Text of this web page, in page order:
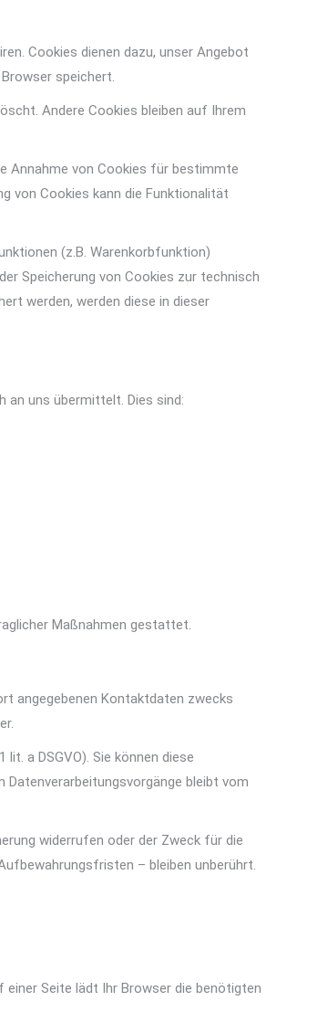
Cookies dienen dazu, unser Angebot
speichert.
Andere Cookies bleiben auf Ihrem
Annahme von Cookies für bestimmte
von Cookies kann die Funktionalität
(z.B. Warenkorbfunktion)
Speicherung von Cookies zur technisch
werden, werden diese in dieser
an uns übermittelt. Dies sind:
Maßnahmen gestattet.
angegebenen Kontaktdaten zwecks
a DSGVO). Sie können diese
bleibt vom
widerrufen oder der Zweck für die
– bleiben unberührt.
Seite lädt Ihr Browser die benötigten